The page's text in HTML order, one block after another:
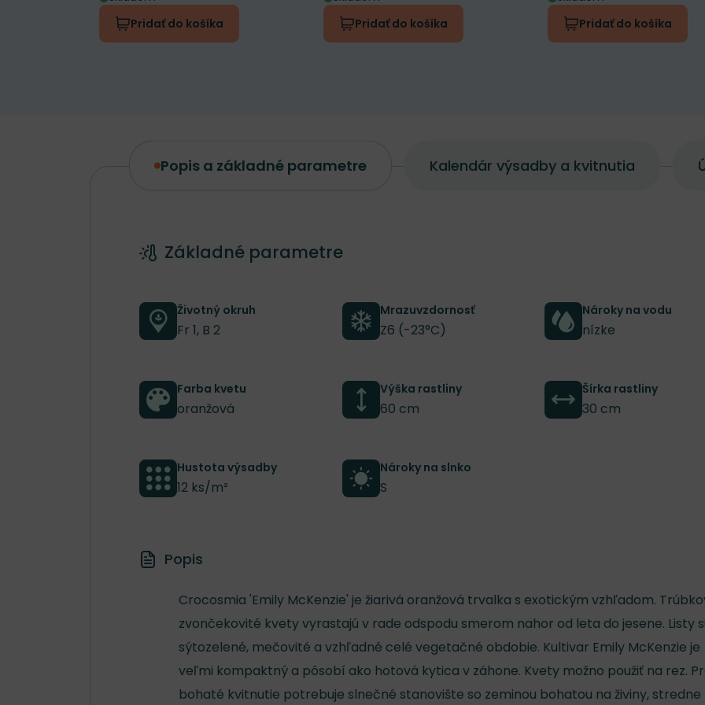
Pridať do košíka
Pridať do košíka
Pridať do košíka
Popis a základné parametre Kalendár výsadby a kvitnutia
Popis a základné parametre
Základné parametre
Životný okruh
Fr 1, B 2
Mrazuvzdornosť
Z6 (-23°C)
Nároky na vodu
nízke
Farba kvetu
oranžová
Výška rastliny
60 cm
Šírka rastliny
30 cm
Hustota výsadby
12 ks/m²
Nároky na slnko
S
Popis
Crocosmia 'Emily McKenzie' je žiarivá oranžová trvalka s exotickým vzhľadom.
zvončekovité kvety vyrastajú v rade odspodu smerom nahor od leta do jesene. Listy
sýtozelené, mečovité a vzhľadné celé vegetačné obdobie. Kultivar Emily McKenzie je
veľmi kompaktný a pôsobí ako hotová kytica v záhone. Kvety možno použiť na rez.
bohaté kvitnutie potrebuje slnečné stanovište so zeminou bohatou na živiny, stredne